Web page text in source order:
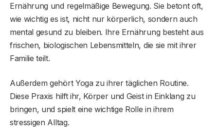
Ernährung und regelmäßige Bewegung. Sie betont oft,
wie wichtig es ist, nicht nur körperlich, sondern auch
mental gesund zu bleiben. Ihre Ernährung besteht aus
frischen, biologischen Lebensmitteln, die sie mit ihrer
Familie teilt.
Außerdem gehört Yoga zu ihrer täglichen Routine.
Diese Praxis hilft ihr, Körper und Geist in Einklang zu
bringen, und spielt eine wichtige Rolle in ihrem
stressigen Alltag.